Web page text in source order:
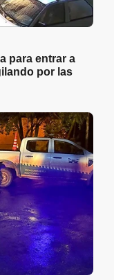
para entrar a
por las